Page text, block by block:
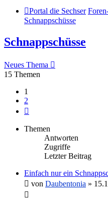
Portal die Sechser
Schnappschüsse
Schnappschüsse
Neues Thema
15 Themen
1
2
Themen
Antworten
Zugriffe
Letzter Beitrag
Einfach nur ein
von Daubentonia »